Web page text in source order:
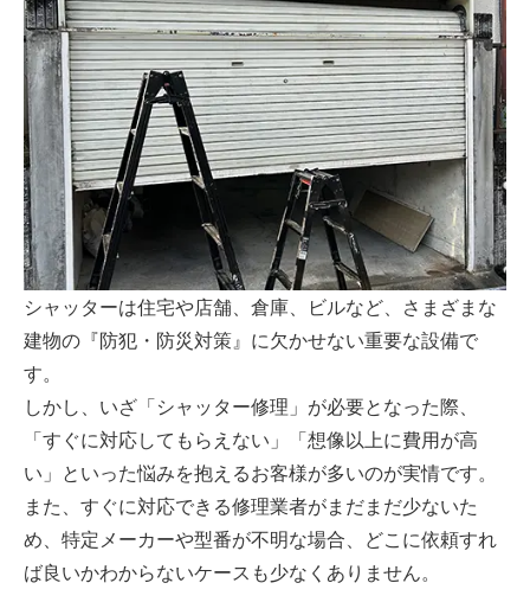
シャッターは住宅や店舗、倉庫、ビルなど、さまざまな
建物の『防犯・防災対策』に欠かせない重要な設備で
す。
しかし、いざ「シャッター修理」が必要となった際、
「すぐに対応してもらえない」「想像以上に費用が高
い」といった悩みを抱えるお客様が多いのが実情です。
また、すぐに対応できる修理業者がまだまだ少ないた
め、特定メーカーや型番が不明な場合、どこに依頼すれ
ば良いかわからないケースも少なくありません。